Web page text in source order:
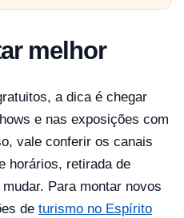
melhor
a dica é chegar
e nas exposições com
vale conferir os canais
horários, retirada de
Para montar novos
de turismo no Espírito